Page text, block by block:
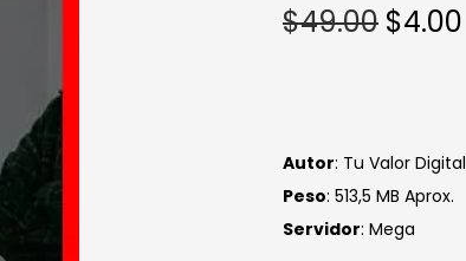
$49.00 $4.00
Autor: Tu Valor Digital
Peso: 513,5 MB Aprox.
Servidor: Mega